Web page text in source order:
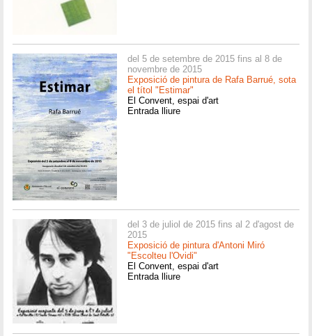
del 5 de setembre de 2015 fins al 8 de
novembre de 2015
Exposició de pintura de Rafa Barrué, sota
el títol "Estimar"
El Convent, espai d'art
Entrada lliure
del 3 de juliol de 2015 fins al 2 d'agost de
2015
Exposició de pintura d'Antoni Miró
"Escolteu l'Ovidi"
El Convent, espai d'art
Entrada lliure